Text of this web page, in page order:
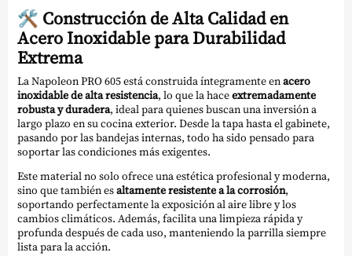
🛠 Construcción de Alta Calidad en
Acero Inoxidable para Durabilidad
Extrema
La Napoleon PRO 605 está construida íntegramente enacero
inoxidable de alta resistencia, lo que la haceextremadamente
robusta y duradera, ideal para quienes buscan una inversión a
largo plazo en su cocina exterior. Desde la tapa hasta el gabinete,
pasando por las bandejas internas, todo ha sido pensado para
soportar las condiciones más exigentes.
Este material no solo ofrece una estética profesional y moderna,
sino que también esaltamente resistente a la corrosión,
soportando perfectamente la exposición al aire libre y los
cambios climáticos. Además, facilita una limpieza rápida y
profunda después de cada uso, manteniendo la parrilla siempre
lista para la acción.